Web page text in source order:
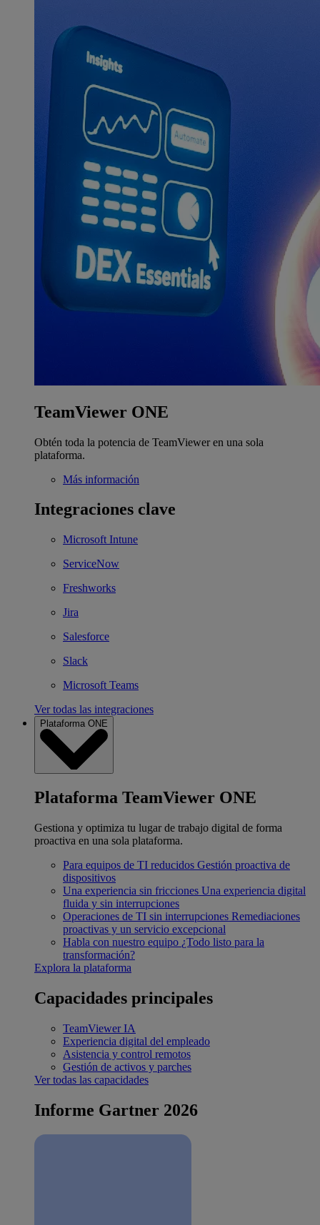
TeamViewer ONE
Obtén toda la potencia de TeamViewer en una sola
plataforma.
Más información
Integraciones clave
Microsoft Intune
ServiceNow
Freshworks
Jira
Salesforce
Slack
Microsoft Teams
Ver todas las integraciones
Plataforma ONE
Plataforma TeamViewer ONE
Gestiona y optimiza tu lugar de trabajo digital de forma
proactiva en una sola plataforma.
Para equipos de TI reducidos Gestión proactiva de
dispositivos
Una experiencia sin fricciones Una experiencia digital
fluida y sin interrupciones
Operaciones de TI sin interrupciones Remediaciones
proactivas y un servicio excepcional
Habla con nuestro equipo ¿Todo listo para la
transformación?
Explora la plataforma
Capacidades principales
TeamViewer IA
Experiencia digital del empleado
Asistencia y control remotos
Gestión de activos y parches
Ver todas las capacidades
Informe Gartner 2026